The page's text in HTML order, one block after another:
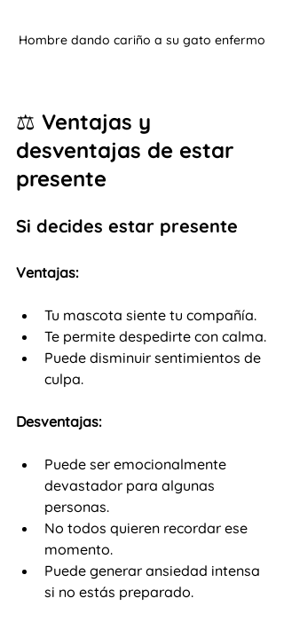
Hombre dando cariño a su gato enfermo
⚖️ Ventajas y
desventajas de estar
presente
Si decides estar presente
Ventajas:
Tu mascota siente tu compañía.
Te permite despedirte con calma.
Puede disminuir sentimientos de
culpa.
Desventajas:
Puede ser emocionalmente
devastador para algunas
personas.
No todos quieren recordar ese
momento.
Puede generar ansiedad intensa
si no estás preparado.